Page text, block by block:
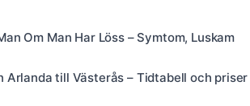
Om Man Har Löss – Symtom, Luskam
Arlanda till Västerås – Tidtabell och priser